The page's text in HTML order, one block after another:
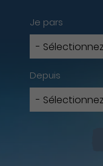
Je pars
Depuis